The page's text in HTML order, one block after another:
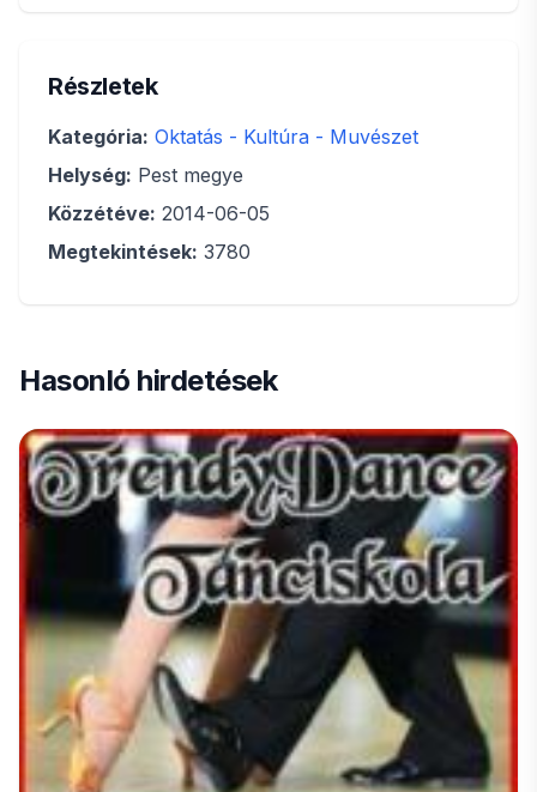
Részletek
Kategória: Oktatás - Kultúra - Muvészet
Helység: Pest megye
Közzétéve: 2014-06-05
Megtekintések: 3780
Hasonló hirdetések